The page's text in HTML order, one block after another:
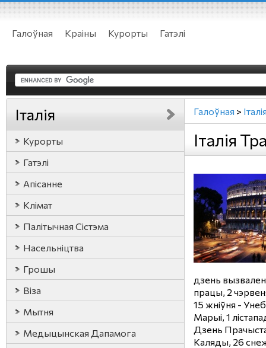
Галоўная Краіны Курорты Гатэлі
Італія
Курорты
Гатэлі
Апісанне
Клімат
Палітычная Сістэма
Насельніцтва
Грошы
Віза
Мытня
Медыцынская Дапамога
Галоўная >
Італія
дзень
працы, 2
15 жніўня -
Марыі, 1
Дзень
Каляды, 26